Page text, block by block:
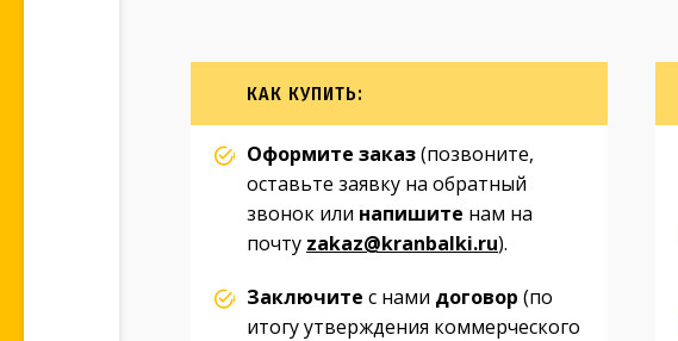
КАК КУПИТЬ:
Оформите заказ(позвоните,
оставьте заявку на обратный
звонок или напишите нам на
почту zakaz@kranbalki.ru).
Заключите с нами договор (по
итогу утверждения коммерческого